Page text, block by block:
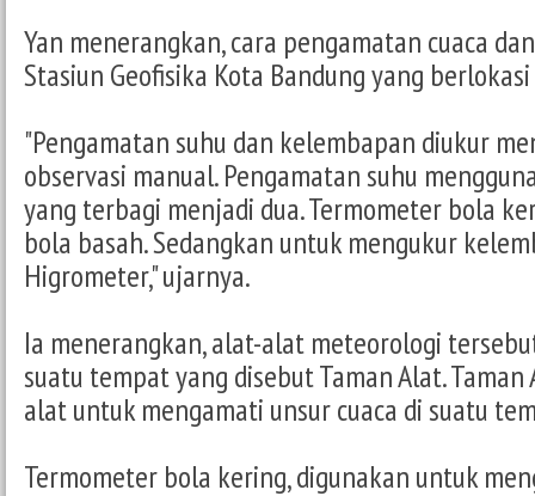
Yan menerangkan, cara pengamatan cuaca
Stasiun Geofisika Kota Bandung yang
"Pengamatan suhu dan kelembapan diukur
observasi manual. Pengamatan suhu
yang terbagi menjadi dua. Termometer bola
bola basah. Sedangkan untuk mengukur
Higrometer," ujarnya.
Ia menerangkan, alat-alat meteorologi
suatu tempat yang disebut Taman Alat.
alat untuk mengamati unsur cuaca di suatu
Termometer bola kering, digunakan untuk